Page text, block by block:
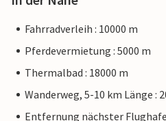
Fahrradverleih : 10000 m
Pferdevermietung : 5000 m
Thermalbad : 18000 m
Wanderweg, 5-10 km Länge :
Entfernung nächster